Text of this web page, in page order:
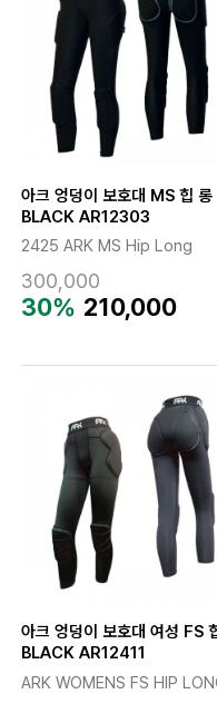
아크 엉덩이 보호대 MS 힙 롱
BLACK AR12303
2425 ARK MS Hip Long
300,000
30% 210,000
아크 엉덩이 보호대 여성 FS
BLACK AR12411
ARK WOMENS FS HIP